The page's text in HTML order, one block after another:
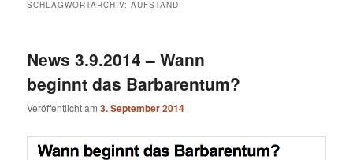
SCHLAGWORTARCHIV:AUFSTAND
News 3.9.2014 – Wann
beginnt das Barbarentum?
Veröffentlicht am3. September 2014